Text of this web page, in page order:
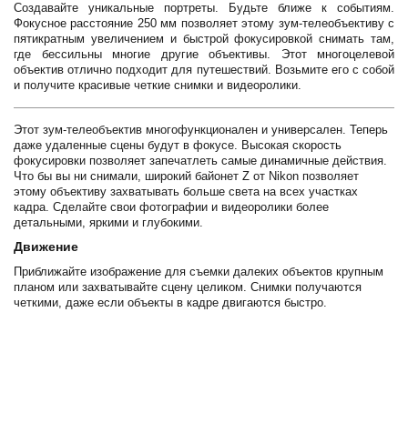
Создавайте уникальные портреты. Будьте ближе к событиям.
Фокусное расстояние 250 мм позволяет этому зум-телеобъективу с
пятикратным увеличением и быстрой фокусировкой снимать там,
где бессильны многие другие объективы. Этот многоцелевой
объектив отлично подходит для путешествий. Возьмите его с собой
и получите красивые четкие снимки и видеоролики.
Этот зум-телеобъектив многофункционален и универсален. Теперь
даже удаленные сцены будут в фокусе. Высокая скорость
фокусировки позволяет запечатлеть самые динамичные действия.
Что бы вы ни снимали, широкий байонет Z от Nikon позволяет
этому объективу захватывать больше света на всех участках
кадра. Сделайте свои фотографии и видеоролики более
детальными, яркими и глубокими.
Движение
Приближайте изображение для съемки далеких объектов крупным
планом или захватывайте сцену целиком. Снимки получаются
четкими, даже если объекты в кадре двигаются быстро.